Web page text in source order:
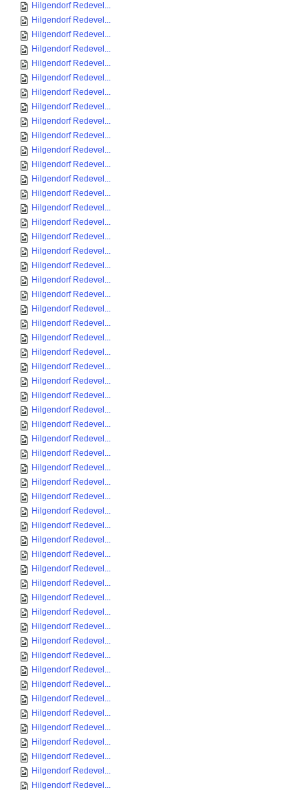
Hilgendorf Redevel...
Hilgendorf Redevel...
Hilgendorf Redevel...
Hilgendorf Redevel...
Hilgendorf Redevel...
Hilgendorf Redevel...
Hilgendorf Redevel...
Hilgendorf Redevel...
Hilgendorf Redevel...
Hilgendorf Redevel...
Hilgendorf Redevel...
Hilgendorf Redevel...
Hilgendorf Redevel...
Hilgendorf Redevel...
Hilgendorf Redevel...
Hilgendorf Redevel...
Hilgendorf Redevel...
Hilgendorf Redevel...
Hilgendorf Redevel...
Hilgendorf Redevel...
Hilgendorf Redevel...
Hilgendorf Redevel...
Hilgendorf Redevel...
Hilgendorf Redevel...
Hilgendorf Redevel...
Hilgendorf Redevel...
Hilgendorf Redevel...
Hilgendorf Redevel...
Hilgendorf Redevel...
Hilgendorf Redevel...
Hilgendorf Redevel...
Hilgendorf Redevel...
Hilgendorf Redevel...
Hilgendorf Redevel...
Hilgendorf Redevel...
Hilgendorf Redevel...
Hilgendorf Redevel...
Hilgendorf Redevel...
Hilgendorf Redevel...
Hilgendorf Redevel...
Hilgendorf Redevel...
Hilgendorf Redevel...
Hilgendorf Redevel...
Hilgendorf Redevel...
Hilgendorf Redevel...
Hilgendorf Redevel...
Hilgendorf Redevel...
Hilgendorf Redevel...
Hilgendorf Redevel...
Hilgendorf Redevel...
Hilgendorf Redevel...
Hilgendorf Redevel...
Hilgendorf Redevel...
Hilgendorf Redevel...
Hilgendorf Redevel...